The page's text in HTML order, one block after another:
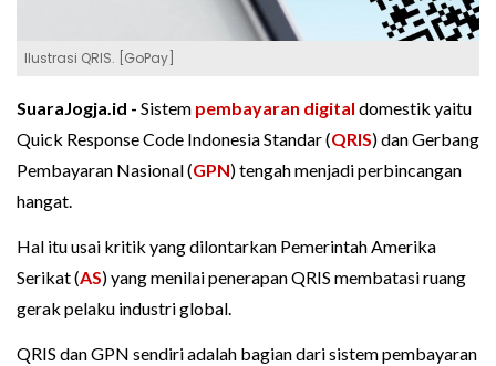
Ilustrasi QRIS. [GoPay]
SuaraJogja.id - Sistem pembayaran digital domestik yaitu
Quick Response Code Indonesia Standar (QRIS) dan Gerbang
Pembayaran Nasional (GPN) tengah menjadi perbincangan
hangat.
Hal itu usai kritik yang dilontarkan Pemerintah Amerika
Serikat (AS) yang menilai penerapan QRIS membatasi ruang
gerak pelaku industri global.
QRIS dan GPN sendiri adalah bagian dari sistem pembayaran